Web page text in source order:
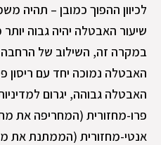
לכיוון ההפוך כמובן – תהיה
שיעור האבטלה יהיה גבוה
במקרה זה, השילוב של
האבטלה נמוכה יחד עם ריסון
האבטלה גבוהה, יגרום
פרו-מחזורית (המחריפה את
אנטי-מחזורית (הממתנת את